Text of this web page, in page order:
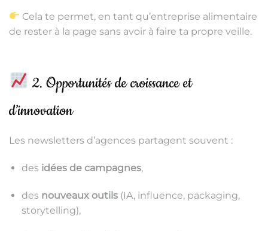
Cela te permet, en tant qu’entreprise alimentaire
de rester à la page sans avoir à faire ta propre veille.
2. Opportunités de croissance et
d’innovation
Les newsletters d’agences partagent souvent :
des idées de campagnes,
des nouveaux outils(IA, influence, packaging,
storytelling),